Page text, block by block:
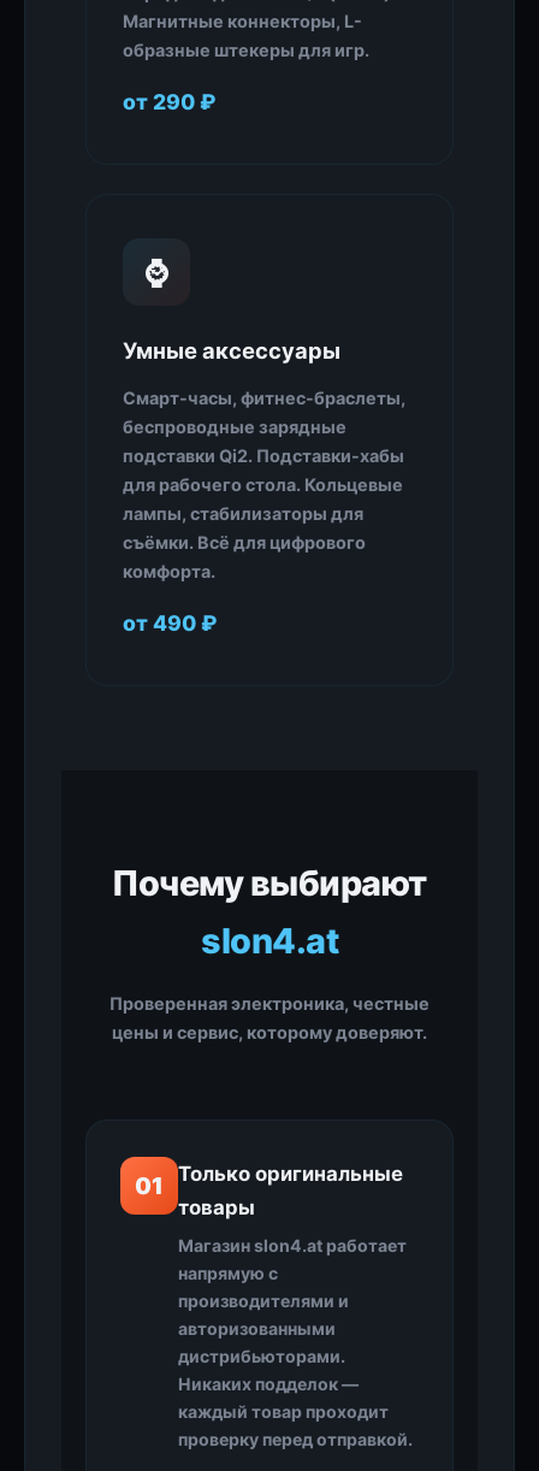
Магнитные коннекторы, L-
образные штекеры для игр.
от 290 ₽
⌚
Умные аксессуары
Смарт-часы, фитнес-браслеты,
беспроводные зарядные
подставки Qi2. Подставки-хабы
для рабочего стола. Кольцевые
лампы, стабилизаторы для
съёмки. Всё для цифрового
комфорта.
от 490 ₽
Почему выбирают
slon4.at
Проверенная электроника, честные
цены и сервис, которому доверяют.
01
Только оригинальные
товары
Магазин slon4.at работает
напрямую с
производителями и
авторизованными
дистрибьюторами.
Никаких подделок —
каждый товар проходит
проверку перед отправкой.